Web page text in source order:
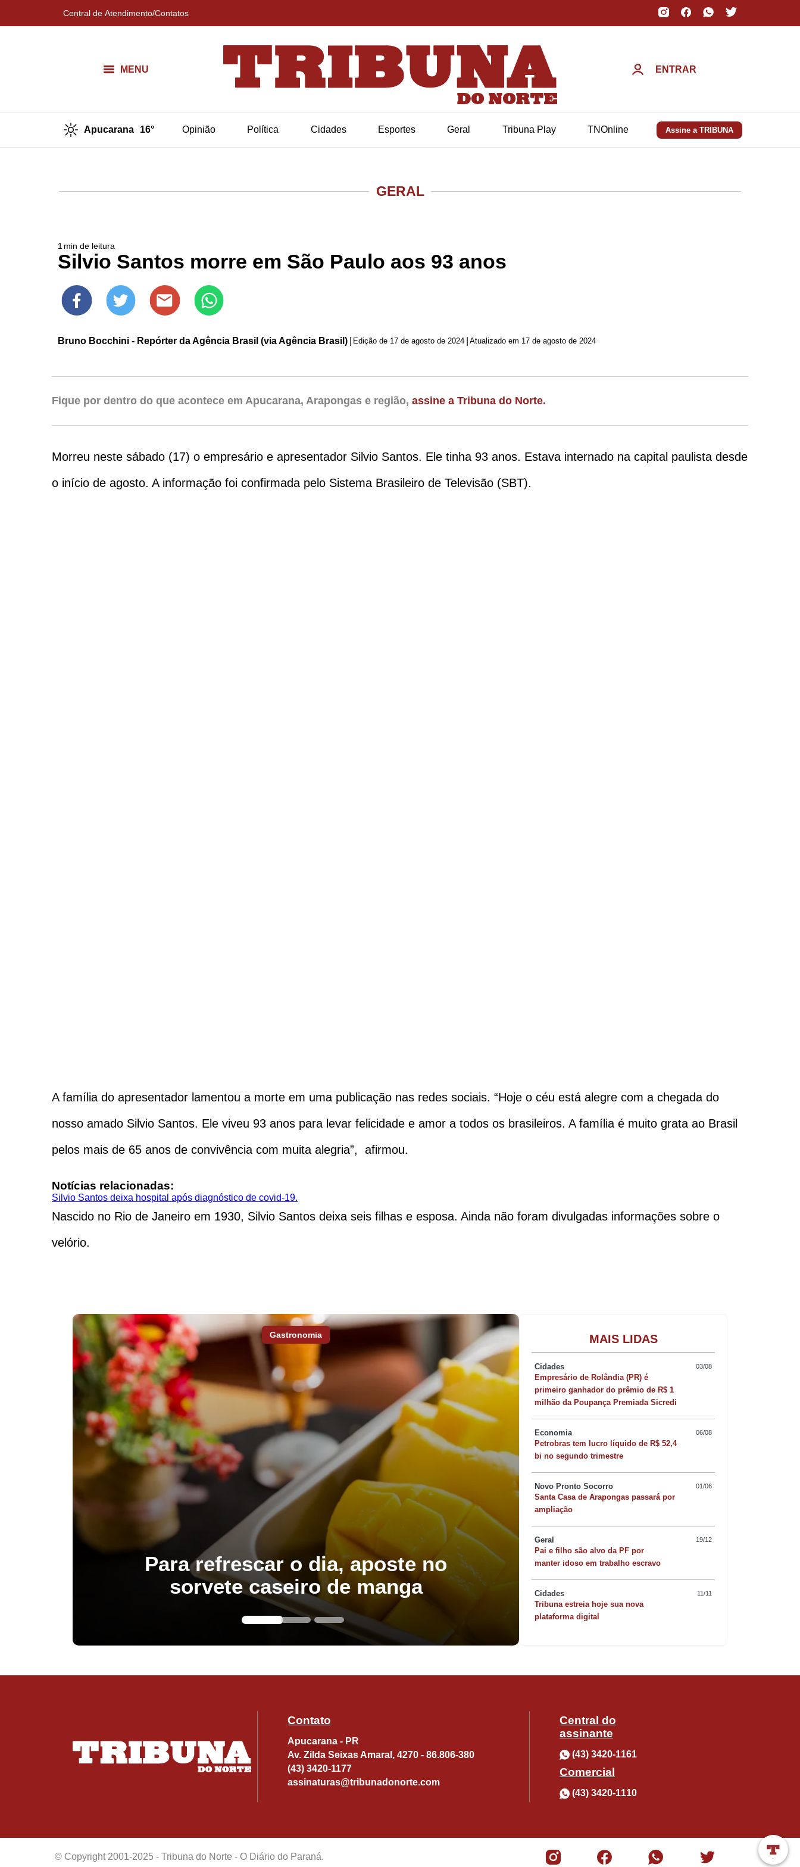
Central de Atendimento/Contatos
MENU ENTRAR
Apucarana 16° Opinião Política Cidades Esportes Geral Tribuna Play TNOnline Assine a TRIBUNA
GERAL
1 min de leitura
Silvio Santos morre em São Paulo aos 93 anos
Bruno Bocchini - Repórter da Agência Brasil (via Agência Brasil) Edição de 17 de agosto de 2024 Atualizado em 17 de agosto de 2024
Fique por dentro do que acontece em Apucarana, Arapongas e região, assine a Tribuna do Norte.
Morreu neste sábado (17) o empresário e apresentador Silvio Santos. Ele tinha 93 anos. Estava internado na capital paulista desde
o início de agosto. A informação foi confirmada pelo Sistema Brasileiro de Televisão (SBT).
A família do apresentador lamentou a morte em uma publicação nas redes sociais. “Hoje o céu está alegre com a chegada do
nosso amado Silvio Santos. Ele viveu 93 anos para levar felicidade e amor a todos os brasileiros. A família é muito grata ao Brasil
pelos mais de 65 anos de convivência com muita alegria”, afirmou.
Notícias relacionadas:
Silvio Santos deixa hospital após diagnóstico de covid-19.
Nascido no Rio de Janeiro em 1930, Silvio Santos deixa seis filhas e esposa. Ainda não foram divulgadas informações sobre o
velório.
Gastronomia
Para refrescar o dia, aposte no
sorvete caseiro de manga
Quer sofisticar o
risoto de camarão
MAIS LIDAS
Cidades 03/08
Empresário de Rolândia (PR) é
primeiro ganhador do prêmio de R$ 1
milhão da Poupança Premiada Sicredi
Economia 06/08
Petrobras tem lucro líquido de R$ 52,4
bi no segundo trimestre
Novo Pronto Socorro 01/06
Santa Casa de Arapongas passará por
ampliação
Geral 19/12
Pai e filho são alvo da PF por
manter idoso em trabalho escravo
Cidades 11/11
Tribuna estreia hoje sua nova
plataforma digital
Contato
Apucarana - PR
Av. Zilda Seixas Amaral, 4270 - 86.806-380
(43) 3420-1177
assinaturas@tribunadonorte.com
Central do
assinante
(43) 3420-1161
Comercial
(43) 3420-1110
© Copyright 2001-2025 - Tribuna do Norte - O Diário do Paraná.